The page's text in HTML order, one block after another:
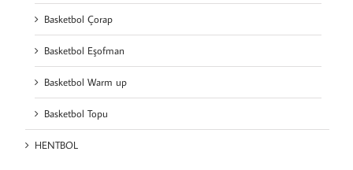
Basketbol Çorap
Basketbol Eşofman
Basketbol Warm up
Basketbol Topu
HENTBOL